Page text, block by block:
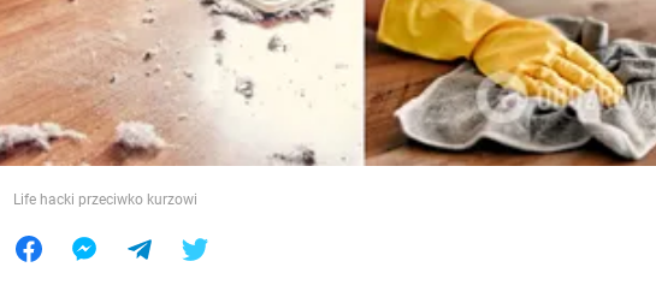
Jedzenie
Life hacki przeciwko kurzowi